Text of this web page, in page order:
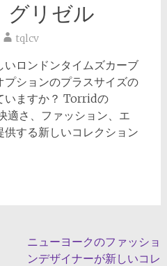
グリゼル
tqlcv
いロンドンタイムズカーブ
プションのプラスサイズの
いますか？ Torridの
適さ、ファッション、エ
する新しいコレクション
ニューヨークのファッショ
ンデザイナーが新しいコレ